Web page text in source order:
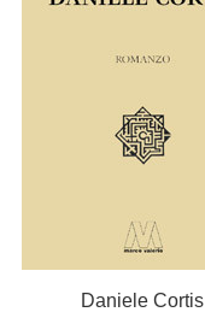
Daniele Cortis